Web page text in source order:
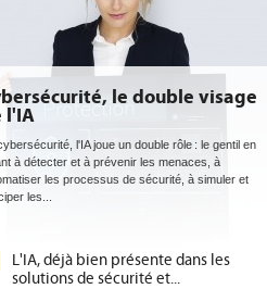
le double visage
l'IA joue un double rôle : le gentil en
à détecter et à prévenir les menaces, à
les processus de sécurité, à simuler et
les...
L'IA, déjà bien présente dans les
solutions de sécurité et...